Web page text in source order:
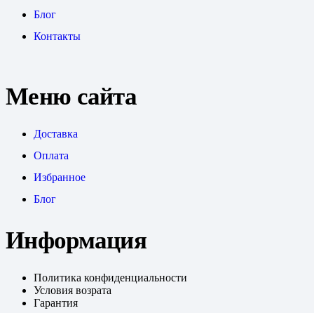
Блог
Контакты
Меню сайта
Доставка
Оплата
Избранное
Блог
Информация
Политика конфиденциальности
Условия возрата
Гарантия